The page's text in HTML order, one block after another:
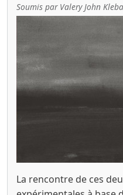
Soumis par Valery John
La rencontre de ces